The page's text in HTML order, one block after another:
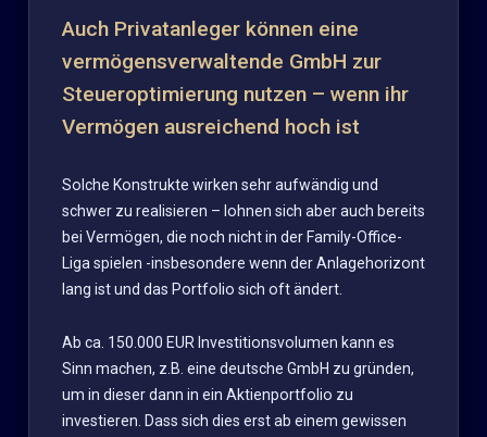
Auch Privatanleger können eine
vermögensverwaltende GmbH zur
Steueroptimierung nutzen – wenn ihr
Vermögen ausreichend hoch ist
Solche Konstrukte wirken sehr aufwändig und
schwer zu realisieren – lohnen sich aber auch bereits
bei Vermögen, die noch nicht in der Family-Office-
Liga spielen -insbesondere wenn der Anlagehorizont
lang ist und das Portfolio sich oft ändert.
Ab ca. 150.000 EUR Investitionsvolumen kann es
Sinn machen, z.B. eine deutsche GmbH zu gründen,
um in dieser dann in ein Aktienportfolio zu
investieren. Dass sich dies erst ab einem gewissen